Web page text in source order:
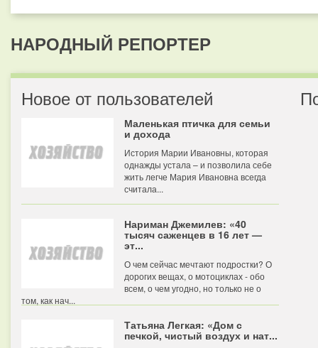
НАРОДНЫЙ РЕПОРТЕР
Новое от пользователей
Маленькая птичка для семьи
и дохода
История Марии Ивановны, которая
однажды устала – и позволила себе
жить легче Мария Ивановна всегда
считала...
Нариман Джемилев: «40
тысяч саженцев в 16 лет —
эт...
О чем сейчас мечтают подростки? О
дорогих вещах, о мотоциклах - обо
всем, о чем угодно, но только не о
том, как нач...
Татьяна Легкая: «Дом с
печкой, чистый воздух и нат...